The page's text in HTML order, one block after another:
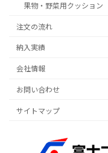
果物・野菜用クッション
注文の流れ
納入実績
会社情報
お問い合わせ
サイトマップ